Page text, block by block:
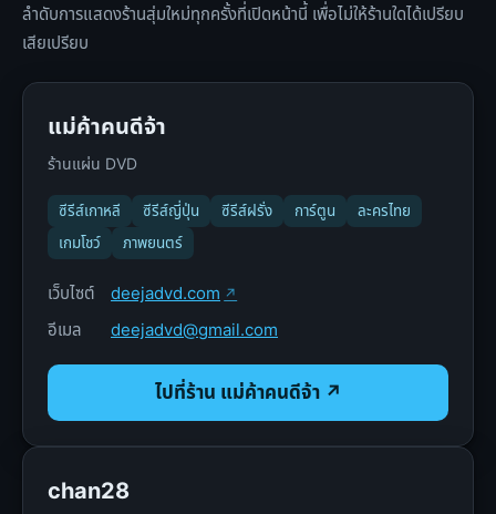
ลำดับการแสดงร้านสุ่มใหม่ทุกครั้งที่เปิดหน้านี้ เพื่อไม่ให้ร้านใดได้เปรียบ
เสียเปรียบ
แม่ค้าคนดีจ้า
ร้านแผ่น DVD
ซีรีส์เกาหลี ซีรีส์ญี่ปุ่น ซีรีส์ฝรั่ง การ์ตูน
ละครไทย
เกมโชว์
ภาพยนตร์
เว็บไซต์
deejadvd.com
อีเมล
deejadvd@gmail.com
ไปที่ร้าน แม่ค้าคนดีจ้า ↗
chan28